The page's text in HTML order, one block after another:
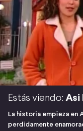
Estás viendo: Asi
La historia empieza en
perdidamente